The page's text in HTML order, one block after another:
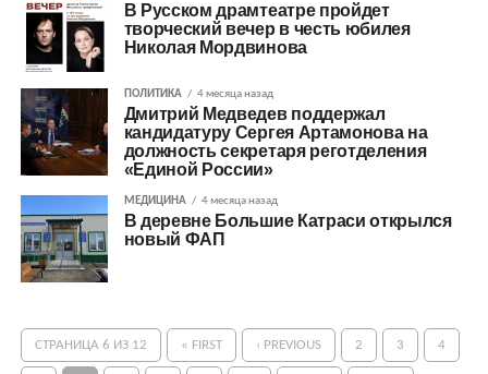
В Русском драмтеатре пройдет
творческий вечер в честь юбилея
Николая Мордвинова
ПОЛИТИКА 4 месяца назад
Дмитрий Медведев поддержал
кандидатуру Сергея Артамонова на
должность секретаря реготделения
«Единой России»
МЕДИЦИНА 4 месяца назад
В деревне Большие Катраси открылся
новый ФАП
СТРАНИЦА 6 ИЗ 12 « FIRST ‹ PREVIOUS 2 3 4